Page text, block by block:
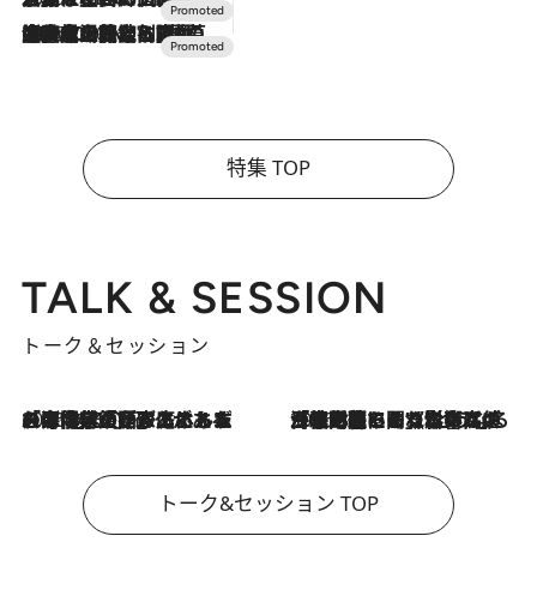
2026.7.10
NEW OPEN！【界 草津】名湯の地に誕生。趣の異なる2種の温泉と上州ならではの会席・蕎麦割烹など美食を味わう究極の癒やし旅
特集 TOP
TALK & SESSION
トーク＆セッション
2026.8.3
「今後値上げがあるとすれば…」「リスクがあるのは今年の冬」エネルギー専門家が語る、ホルムズ海峡封鎖が家庭にもたらす“ある心配” 2026.8.3
「住宅建てられない…」「サーチャージ料の高値が続いている」ホルムズ海峡封鎖による影響はいつまで続く？《エネルギー専門家に聞く“どうなる日本の暮らし”》
トーク&セッション TOP